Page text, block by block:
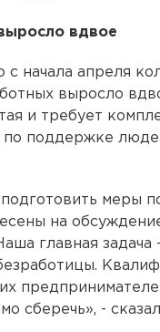
вдвое
с начала апреля
выросло
и требует
по поддержке
меры
на
главная задача
сберечь», -